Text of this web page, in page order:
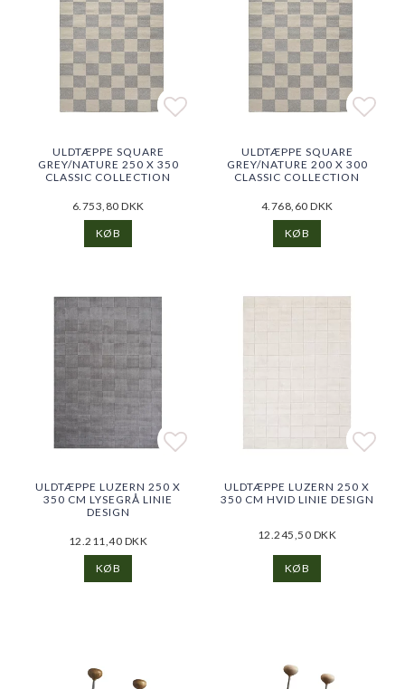
Add to list of favorites
Add to list of favorites
ULDTÆPPE SQUARE
GREY/NATURE 250 X 350
CLASSIC COLLECTION
6.753,80 DKK
KØB
ULDTÆPPE SQUARE
GREY/NATURE 200 X 300
CLASSIC COLLECTION
4.768,60 DKK
KØB
Add to list of favorites
ULDTÆPPE LUZERN 250 X
350 CM LYSEGRÅ LINIE
DESIGN
12.211,40 DKK
KØB
Add
Add
ULDTÆPPE LUZERN 250 X
350 CM HVID LINIE DESIGN
12.245,50 DKK
KØB